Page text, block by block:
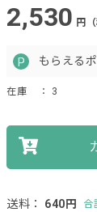
2,530 円（
もらえる
在庫 ： 3
送料： 640円 合